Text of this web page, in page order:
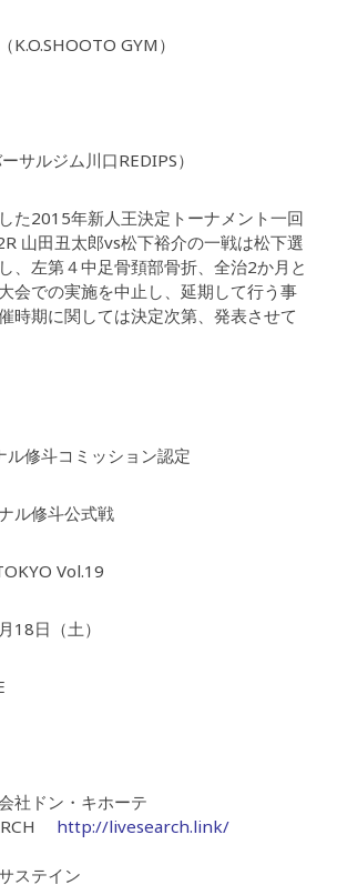
GYM）
サルジム川口REDIPS）
た2015年新人王決定トーナメント一回
山田丑太郎vs松下裕介の一戦は松下選
、左第４中足骨頚部骨折、全治2か月と
会での実施を中止し、延期して行う事
時期に関しては決定次第、発表させて
ル修斗コミッション認定
ル修斗公式戦
Vol.19
18日（土）
社ドン・キホーテ
http://livesearch.link/
ステイン